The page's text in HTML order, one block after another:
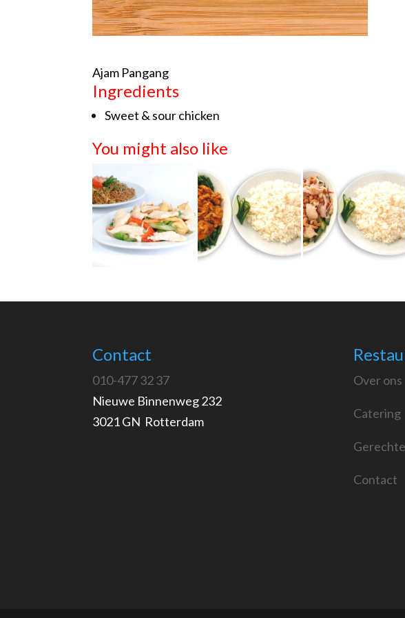
Ajam Pangang
Ingredients
Sweet & sour chicken
You might also like
Contact
010-477 32 37
Nieuwe Binnenweg 232
3021 GN Rotterdam
Over ons
Catering
Contact